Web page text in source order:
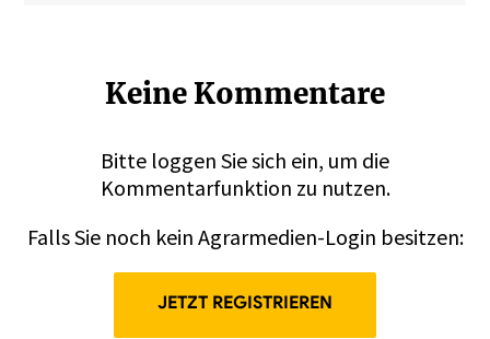
Keine Kommentare
Bitte loggen Sie sich ein, um die
Kommentarfunktion zu nutzen.
Falls Sie noch kein Agrarmedien-Login besitzen:
JETZT REGISTRIEREN